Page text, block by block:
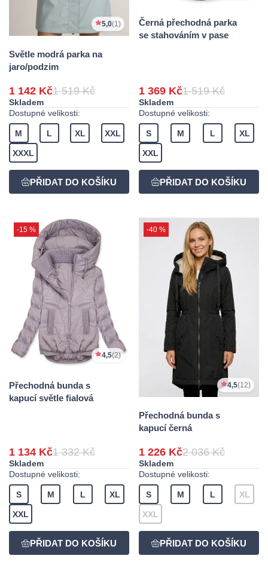
5,0(1)
Světle modrá parka na
jaro/podzim
1 142 Kč1 519 Kč
Skladem
Dostupné velikosti:
M L XL XXL
XXXL
Černá přechodná parka
se stahováním v pase
1 369 Kč1 519 Kč
Skladem
Dostupné velikosti:
S M L XL
XXL
-15 %
4,5(2)
Přechodná bunda s
kapucí světle fialová
1 134 Kč1 332 Kč
Skladem
Dostupné velikosti:
S M L XL
XXL
-40 %
4,5(12)
Přechodná bunda s
kapucí černá
1 226 Kč2 036 Kč
Skladem
Dostupné velikosti:
S M L XL
XXL